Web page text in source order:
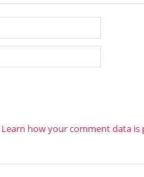
Learn how your comment data is